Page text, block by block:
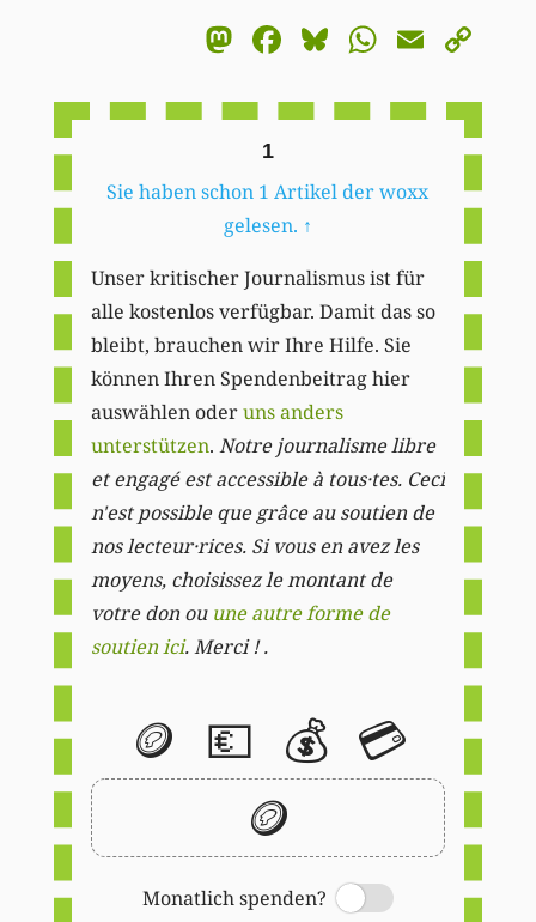
Mastodon
Facebook
BlueskyEmail
1
Sie haben schon 1 Artikel der woxx
gelesen. ↑
Unser kritischer Journalismus ist für
alle kostenlos verfügbar. Damit das so
bleibt, brauchen wir Ihre Hilfe. Sie
können Ihren Spendenbeitrag hier
auswählen oderuns anders
unterstützen. Notre journalisme libre
et engagé est accessible à tous·tes. Ceci
n'est possible que grâce au soutien de
nos lecteur·rices. Si vous en avez les
moyens, choisissez le montant de
votre don ou une autre forme de
soutien ici. Merci ! .
🪙 💶 💰 💳
🪙
Monatlich spenden?
Switch